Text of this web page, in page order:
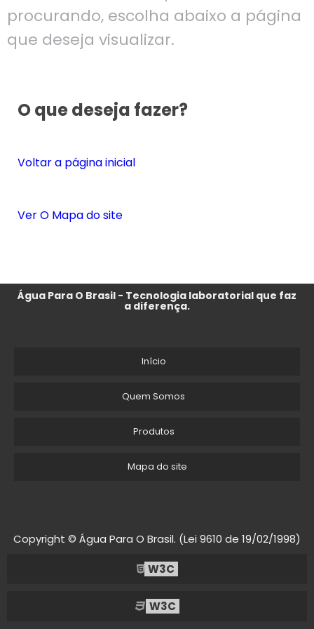
procurando, escolha abaixo a página
que deseja visualizar.
O que deseja fazer?
Voltar a página inicial
Ver O Mapa do site
Água Para O Brasil - Tecnologia laboratorial que faz
a diferença.
Início
Quem Somos
Produtos
Mapa do site
Copyright © Água Para O Brasil. (Lei 9610 de 19/02/1998)
W3C
W3C